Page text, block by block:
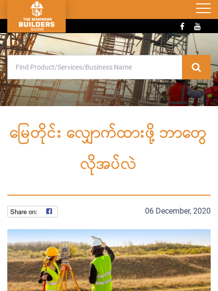
မြေတိုင်း လျှောက်ထားဖို့ ဘာတွေ
လိုအပ်လဲ
06 December, 2020